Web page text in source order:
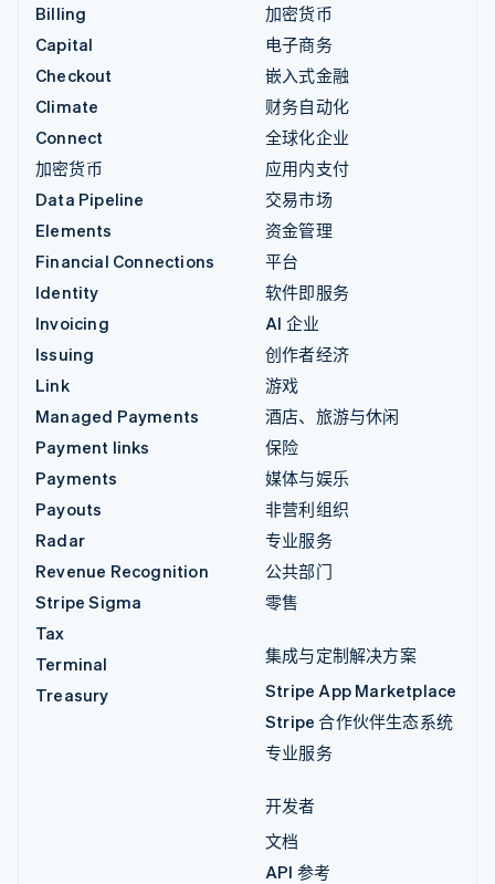
Billing
Capital
Checkout
Climate
Connect
加密货币
Data Pipeline
Elements
Financial Connections
Identity
Invoicing
Issuing
Link
Managed Payments
Payment links
Payments
Payouts
Radar
Revenue Recognition
Stripe Sigma
Tax
Terminal
Treasury
加密货币
电子商务
嵌入式金融
财务自动化
全球化企业
应用内支付
交易市场
资金管理
平台
软件即服务
AI 企业
创作者经济
游戏
酒店、旅游与休闲
保险
媒体与娱乐
非营利组织
专业服务
公共部门
零售
集成与定制解决方案
Stripe App Marketplace
Stripe 合作伙伴生态系统
专业服务
开发者
文档
API 参考